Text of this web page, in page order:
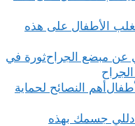
الأطفال على هذه
ثورة في
أهم النصائح لحماية
دللي جسمك بهذه